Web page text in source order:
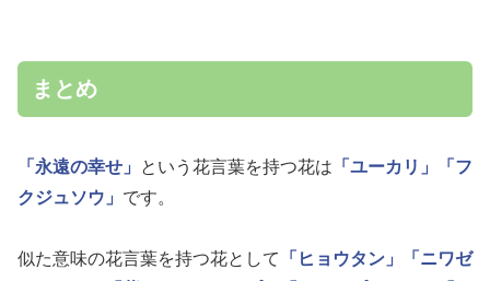
まとめ
「永遠の幸せ」 という花言葉を持つ花は 「ユーカリ」
「フ
クジュソウ」 です。
似た意味の花言葉を持つ花として 「ヒョウタン」
「ニワゼ